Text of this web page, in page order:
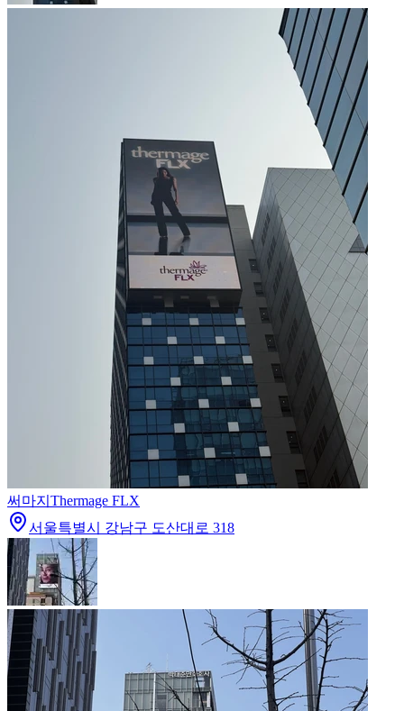
써마지 Thermage FLX
서울특별시 강남구 도산대로 318